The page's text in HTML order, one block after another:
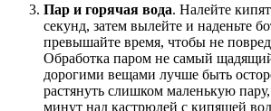
Пар и горячая вода. Налейте
секунд, затем вылейте и наденьте
превышайте время, чтобы не
Обработка паром не самый
дорогими вещами лучше быть
растянуть слишком маленькую
минут над кастрюлей с кипящей